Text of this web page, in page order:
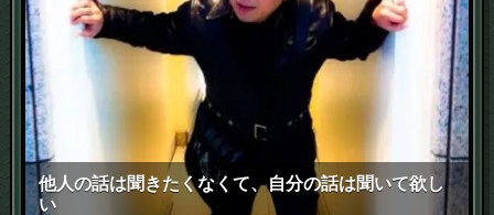
他人の話は聞きたくなくて、自分の話は聞いて欲し
い